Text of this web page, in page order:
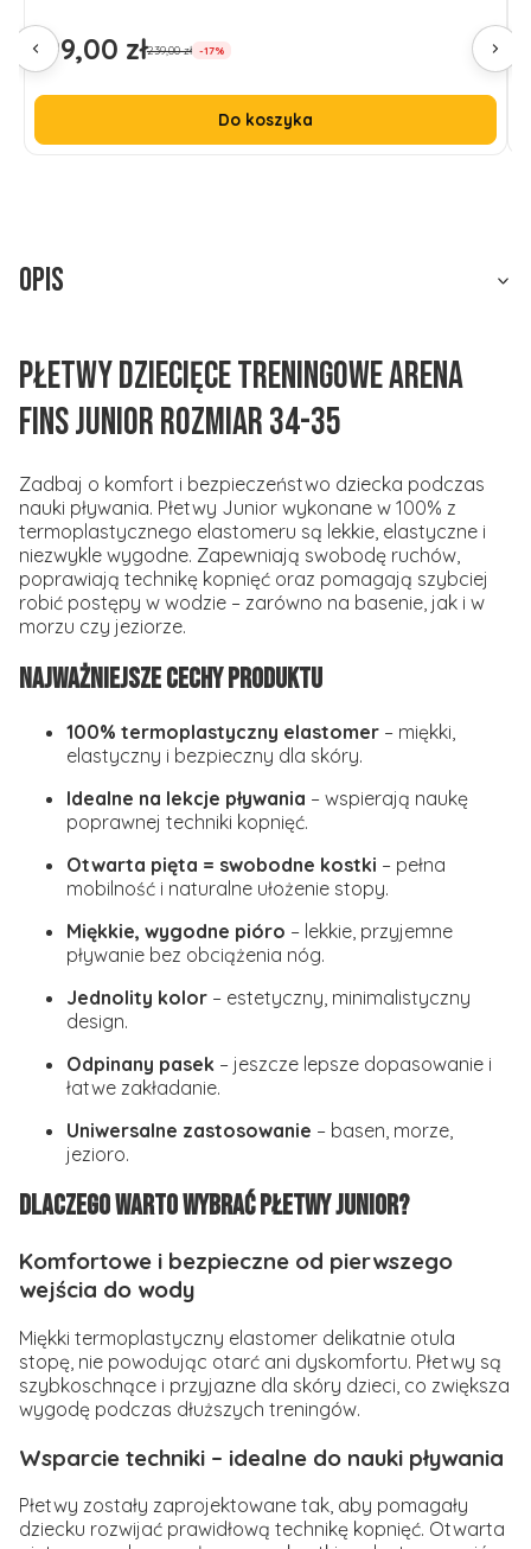
Cena promocyjna
199,00 zł239,00 zł -17%
Do koszyka
Opis
Płetwy dziecięce treningowe Arena
Fins Junior rozmiar 34-35
Zadbaj o komfort i bezpieczeństwo dziecka podczas
nauki pływania. Płetwy Junior wykonane w 100% z
termoplastycznego elastomeru są lekkie, elastyczne i
niezwykle wygodne. Zapewniają swobodę ruchów,
poprawiają technikę kopnięć oraz pomagają szybciej
robić postępy w wodzie – zarówno na basenie, jak i w
morzu czy jeziorze.
Najważniejsze cechy produktu
100% termoplastyczny elastomer – miękki,
elastyczny i bezpieczny dla skóry.
Idealne na lekcje pływania – wspierają naukę
poprawnej techniki kopnięć.
Otwarta pięta = swobodne kostki – pełna
mobilność i naturalne ułożenie stopy.
Miękkie, wygodne pióro – lekkie, przyjemne
pływanie bez obciążenia nóg.
Jednolity kolor – estetyczny, minimalistyczny
design.
Odpinany pasek – jeszcze lepsze dopasowanie i
łatwe zakładanie.
Uniwersalne zastosowanie – basen, morze,
jezioro.
Dlaczego warto wybrać płetwy Junior?
Komfortowe i bezpieczne od pierwszego
wejścia do wody
Miękki termoplastyczny elastomer delikatnie otula
stopę, nie powodując otarć ani dyskomfortu. Płetwy są
szybkoschnące i przyjazne dla skóry dzieci, co zwiększa
wygodę podczas dłuższych treningów.
Wsparcie techniki – idealne do nauki pływania
Płetwy zostały zaprojektowane tak, aby pomagały
dziecku rozwijać prawidłową technikę kopnięć. Otwarta